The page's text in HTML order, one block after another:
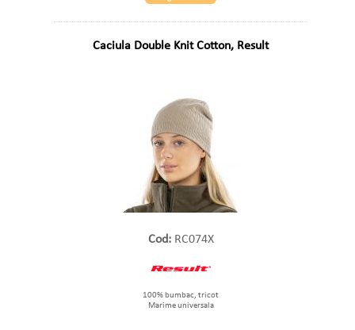
Caciula Double Knit Cotton, Result
Cod:RC074X
100% bumbac, tricot
Marime universala